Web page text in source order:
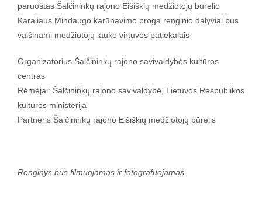
paruoštas Šalčininkų rajono Eišiškių medžiotojų būrelio
Karaliaus Mindaugo karūnavimo proga renginio dalyviai bus
vaišinami medžiotojų lauko virtuvės patiekalais
Organizatorius Šalčininkų rajono savivaldybės kultūros
centras
Rėmėjai: Šalčininkų rajono savivaldybė, Lietuvos Respublikos
kultūros ministerija
Partneris Šalčininkų rajono Eišiškių medžiotojų būrelis
Renginys bus filmuojamas ir fotografuojamas